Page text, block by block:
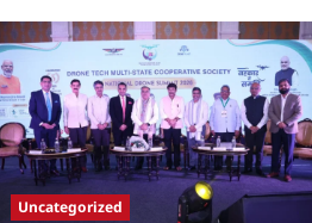
Uncategorized